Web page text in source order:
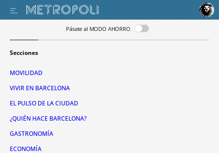
Pásate al MODO AHORRO
Secciones
MOVILIDAD
VIVIR EN BARCELONA
EL PULSO DE LA CIUDAD
¿QUIÉN HACE BARCELONA?
GASTRONOMÍA
ECONOMÍA